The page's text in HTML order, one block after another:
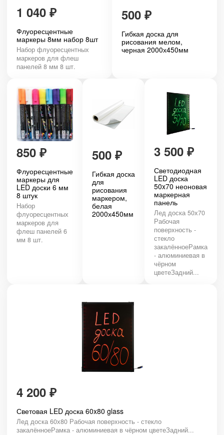
1 040 ₽
Флуоресцентные
маркеры 8мм набор 8шт
Набор флуоресцентных
маркеров для флеш
панелей 8 мм 8 шт.
500 ₽
Гибкая доска для
рисования мелом,
черная 2000х450мм
850 ₽
Флуоресцентные
маркеры для
LED доски 6 мм
8 штук
Набор
флуоресцентных
маркеров для
флеш панелей 6
мм 8 шт.
500 ₽
Гибкая доска
для
рисования
маркером,
белая
2000х450мм
3 500 ₽
Светодиодная
LED доска
50x70 неоновая
маркерная
панель
Лед доска 50х70
Рабочая
поверхность -
стекло
закалённоеРамка
- алюминиевая в
чёрном
цветеЗадний...
4 200 ₽
Световая LED доска 60x80 glass
Лед доска 60х80 Рабочая поверхность - стекло
закалённоеРамка - алюминиевая в чёрном цветеЗадний...